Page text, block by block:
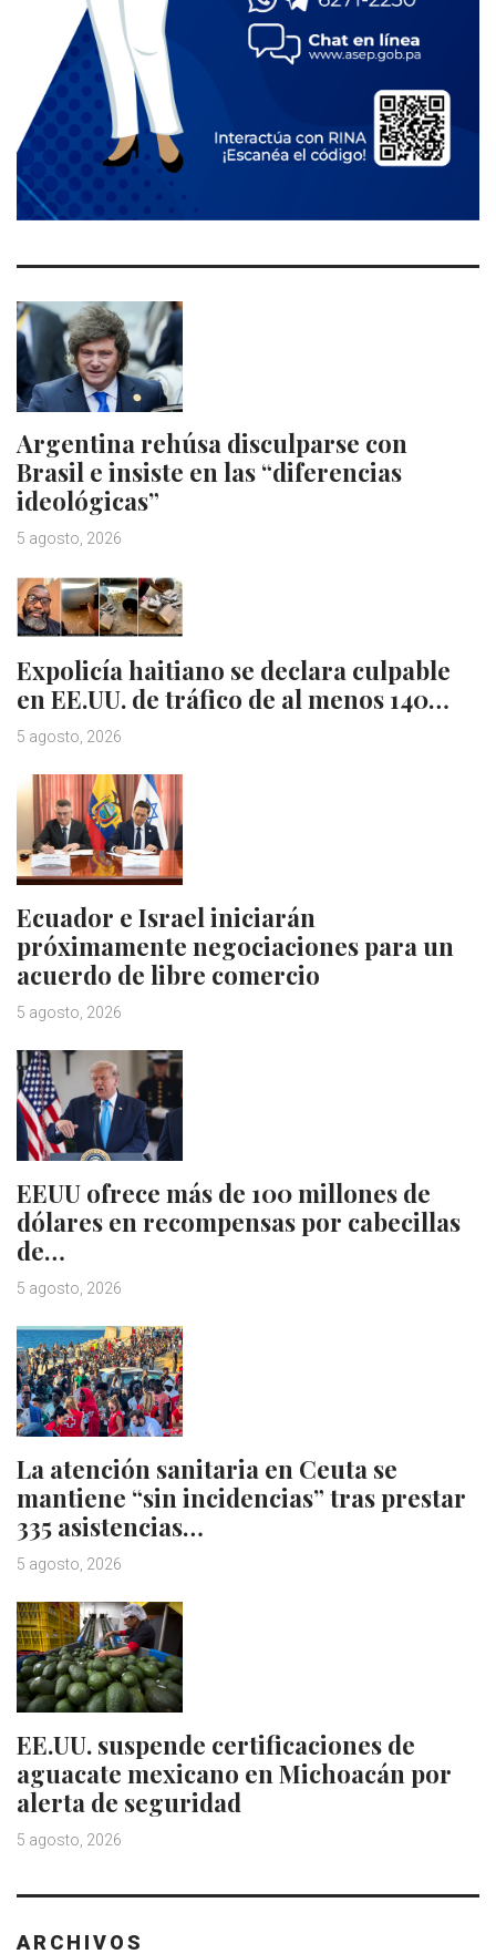
Argentina rehúsa disculparse con
Brasil e insiste en las “diferencias
ideológicas”
5 agosto, 2026
Expolicía haitiano se declara culpable
en EE.UU. de tráfico de al menos 140…
5 agosto, 2026
Ecuador e Israel iniciarán
próximamente negociaciones para un
acuerdo de libre comercio
5 agosto, 2026
EEUU ofrece más de 100 millones de
dólares en recompensas por cabecillas
de…
5 agosto, 2026
La atención sanitaria en Ceuta se
mantiene “sin incidencias” tras prestar
335 asistencias…
5 agosto, 2026
EE.UU. suspende certificaciones de
aguacate mexicano en Michoacán por
alerta de seguridad
5 agosto, 2026
ARCHIVOS